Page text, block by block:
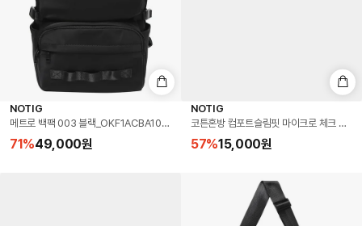
NOTIG
메트로 백팩 003 블랙_OKF1ACBA103K1
71%49,000원
NOTIG
코튼혼방 컴포트슬림핏 마이크로 체크 셔
57%15,000원